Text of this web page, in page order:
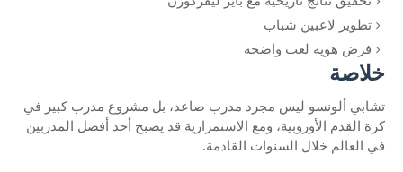
تطوير لاعبين شباب
فرض هوية لعب واضحة
خلاصة
تشابي ألونسو ليس مجرد مدرب صاعد، بل مشروع مدرب كبير في
كرة القدم الأوروبية، ومع الاستمرارية قد يصبح أحد أفضل المدربين
في العالم خلال السنوات القادمة.